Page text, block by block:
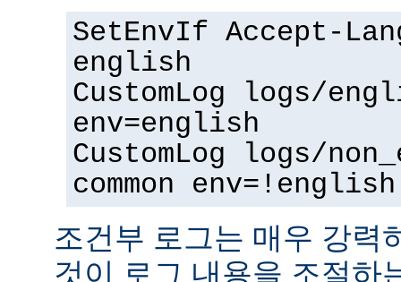
SetEnvIf Accept-
english
CustomLog logs/
env=english
CustomLog logs/
common env=!english
조건부 로그는 매우 강력
것이 로그 내용을 조절하